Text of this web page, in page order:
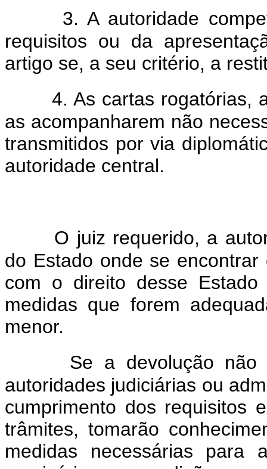
3. A autoridade
requisitos ou da
artigo se, a seu critério, a
4. As cartas rogatórias,
as acompanharem não
transmitidos por via
autoridade central.
O juiz requerido, a
do Estado onde se
com o direito desse
medidas que forem
menor.
Se a devolução
autoridades judiciárias ou
cumprimento dos requisitos
trâmites, tomarão
medidas necessárias para